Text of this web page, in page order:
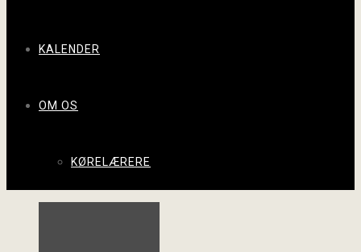
KALENDER
OM OS
KØRELÆRERE